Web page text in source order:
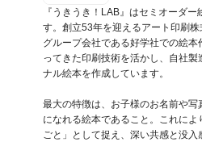
『うきうき！LAB』はセミオーダ
す。創立53年を迎えるアート印刷株
グループ会社である好学社での絵
ってきた印刷技術を活かし、自社
ナル絵本を作成しています。
最大の特徴は、お子様のお名前や
になれる絵本であること。これに
ごと」として捉え、深い共感と没入